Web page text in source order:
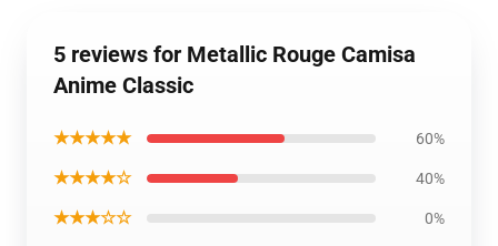
5 reviews for Metallic Rouge Camisa
Anime Classic
★★★★★ 60%
★★★★☆ 40%
★★★☆☆ 0%